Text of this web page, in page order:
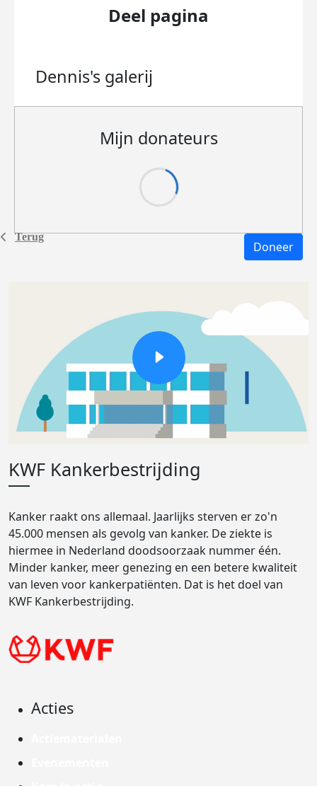
Terug
Deel pagina
Dennis's galerij
Mijn donateurs
Doneer
KWF Kankerbestrijding
Kanker raakt ons allemaal. Jaarlijks sterven er zo'n
45.000 mensen als gevolg van kanker. De ziekte is
hiermee in Nederland doodsoorzaak nummer één.
Minder kanker, meer genezing en een betere kwaliteit
van leven voor kankerpatiënten. Dat is het doel van
KWF Kankerbestrijding.
Acties